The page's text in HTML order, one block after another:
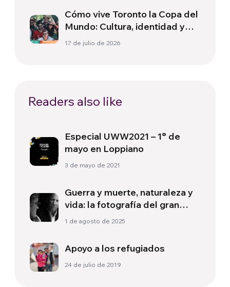
Cómo vive Toronto la Copa del
Mundo: Cultura, identidad y
política más allá del terreno
17 de julio de 2026
Readers also like
Especial UWW2021 – 1° de
mayo en Loppiano
3 de mayo de 2021
Guerra y muerte, naturaleza y
vida: la fotografía del gran
Sebastião Salgado
1 de agosto de 2025
Apoyo a los refugiados
24 de julio de 2019